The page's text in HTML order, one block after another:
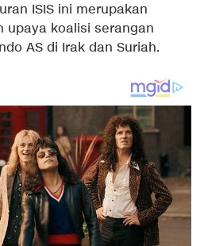
ISIS ini merupakan
upaya koalisi serangan
AS di Irak dan Suriah.